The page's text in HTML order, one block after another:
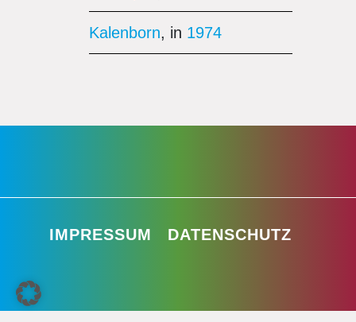
Kalenborn, in 1974
IMPRESSUM DATENSCHUTZ